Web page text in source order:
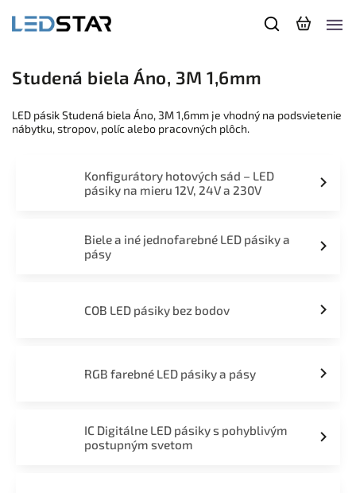
Studená biela Áno, 3M 1,6mm
LED pásik Studená biela Áno, 3M 1,6mm je vhodný na podsvietenie
nábytku, stropov, políc alebo pracovných plôch.
Konfigurátory hotových sád – LED
pásiky na mieru 12V, 24V a 230V
Biele a iné jednofarebné LED pásiky a
pásy
COB LED pásiky bez bodov
RGB farebné LED pásiky a pásy
IC Digitálne LED pásiky s pohyblivým
postupným svetom